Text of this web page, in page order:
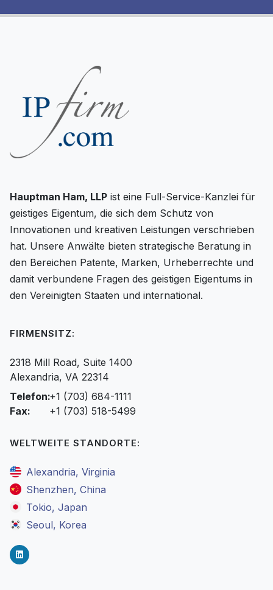
Hauptman Ham, LLP ist eine Full-Service-Kanzlei für
geistiges Eigentum, die sich dem Schutz von
Innovationen und kreativen Leistungen verschrieben
hat. Unsere Anwälte bieten strategische Beratung in
den Bereichen Patente, Marken, Urheberrechte und
damit verbundene Fragen des geistigen Eigentums in
den Vereinigten Staaten und international.
FIRMENSITZ:
2318 Mill Road, Suite 1400
Alexandria, VA 22314
Telefon:+1 (703) 684-1111
Fax:
+1 (703) 518-5499
WELTWEITE STANDORTE:
Alexandria, Virginia
Shenzhen, China
Tokio, Japan
Seoul, Korea